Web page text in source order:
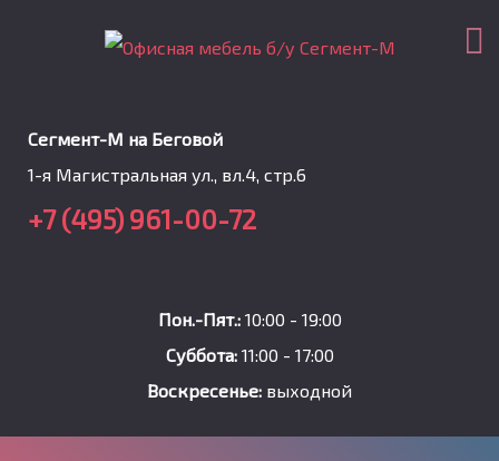
Сегмент-М на Беговой
1-я Магистральная ул., вл.4, стр.6
+7 (495) 961-00-72
Пон.-Пят.: 10:00 - 19:00
Суббота:11:00 - 17:00
Воскресенье: выходной